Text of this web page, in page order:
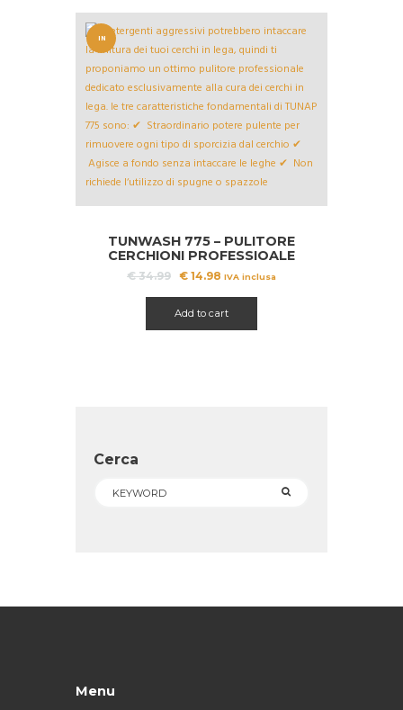
IN
OFFERT
A!
TUNWASH 775 – PULITORE
CERCHIONI PROFESSIOALE
€34.99 Il
era:
€ 34.99.
€ 14.98 Il
è:
€ 14.98.
IVA inclusa
Add to cart
Cerca
Menu